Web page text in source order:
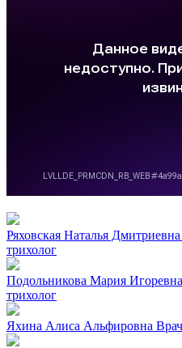
Ряховская Наталья Дмитриевна
трихолог
Подольникова Мария Игоревна
трихолог
Яхина Алиса Альфировна